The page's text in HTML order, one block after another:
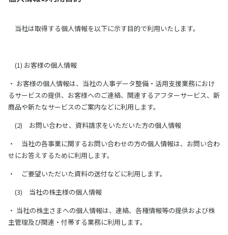
当社は取得する個人情報を以下に示す目的で利用いたします。
(1) お客様の個人情報
・ お客様の個人情報は、当社の人事データ整備・活用支援業務におけ
るサービスの提供、お客様へのご連絡、関連するアフターサービス、新
商品や新たなサービスのご案内などに利用します。
(2) お問い合わせ、資料請求をいただいた方の個人情報
・ 当社の各事業に関するお問い合わせの方の個人情報は、お問い合わ
せにお答えするために利用します。
・ ご要望いただいた資料の送付などに利用します。
(3) 当社の株主様の個人情報
・ 当社の株主さまへの個人情報は、連絡、各種情報等の提供および株
主管理及び関連・付帯する業務に利用します。